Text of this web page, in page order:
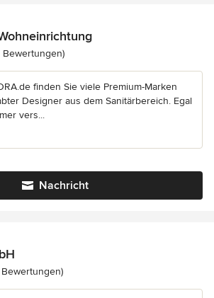
3 von 5 Sternen
Bewertungen)
finden Sie viele Premium-Marken
Designer aus dem Sanitärbereich. Egal
vers...
Nachricht
5 von 5 Sternen
Bewertungen)